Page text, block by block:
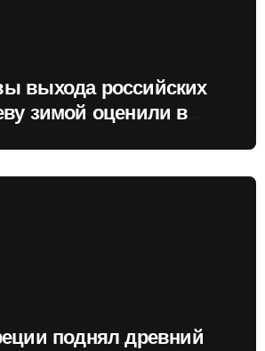
выхода российских
зимой оценили в
поднял древний